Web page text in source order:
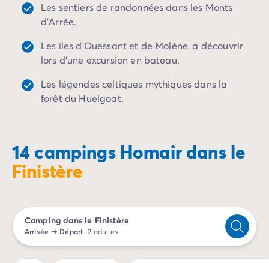
Camping Ile-de-France
Camping Paris
Camping Languedoc-Roussillon
Camping Aude
Camping Narbonne
Camping Gard
Camping La Grande Motte
Camping Marseillan-Plage
Camping Valras-Plage
Camping Vendres-Plage
Camping Vias-Plage
Camping Pyrénées-Orientales
Les sentiers de randonnées dans les Monts
d’Arrée.
Les îles d’Ouessant et de Molène, à découvrir
lors d'une excursion en bateau.
Les légendes celtiques mythiques dans la
forêt du Huelgoat.
14 campings Homair dans le
Finistère
Camping dans le Finistère
Arrivée ➞ Départ 2 adultes